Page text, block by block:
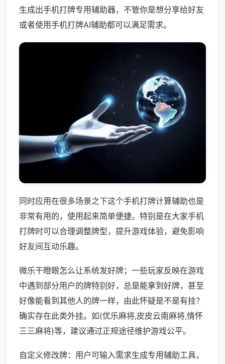
生成出手机打牌专用辅助器，不管你是想分享给好友
或者使用手机打牌AI辅助都可以满足需求。
同时应用在很多场景之下这个手机打牌计算辅助也是
非常有用的，使用起来简单便捷。特别是在大家手机
打牌时可以合理调整牌型，提升游戏体验，避免影响
好友间互动乐趣。
微乐干瞪眼怎么让系统发好牌；一些玩家反映在游戏
中遇到部分用户的牌特别好，总是能拿到好牌，甚至
好像能看到其他人的牌一样，由此怀疑是不是有挂？
确实存在此类外挂。如(优乐麻将,皮皮云南麻将,情怀
三三麻将)等，建议通过正规途径维护游戏公平。
自定义修改牌：用户可输入需求生成专用辅助工具，